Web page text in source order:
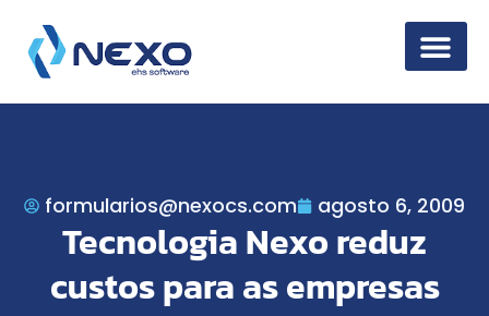
formularios@nexocs.com agosto 6, 2009
Tecnologia Nexo reduz
custos para as empresas